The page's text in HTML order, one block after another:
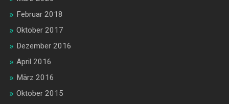
Februar 2018
Oktober 2017
Dezember 2016
April 2016
März 2016
Oktober 2015